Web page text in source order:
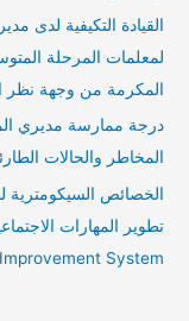
القيادة التكيفية لدى
لمعلمات المرحلة
المكرمة من وجهة نظر
درجة ممارسة مديري
المخاطر والحالات
الخصائص السيكومترية
Improvement System